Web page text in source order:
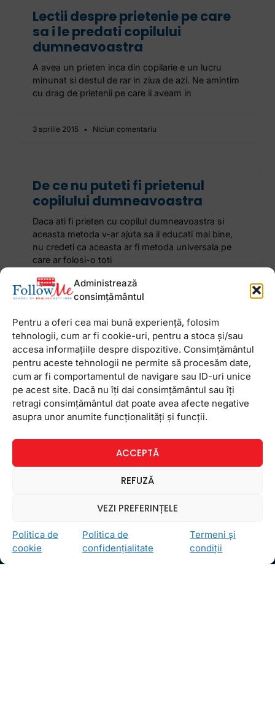
Administrează
consimțământul
Pentru a oferi cea mai bună experiență, folosim
tehnologii, cum ar fi cookie-uri, pentru a stoca și/sau
accesa informațiile despre dispozitive. Consimțământul
pentru aceste tehnologii ne permite să procesăm date,
cum ar fi comportamentul de navigare sau ID-uri unice
pe acest site. Dacă nu îți dai consimțământul sau îți
retragi consimțământul dat poate avea afecte negative
asupra unor anumite funcționalități și funcții.
ACCEPTĂ
REFUZĂ
VEZI PREFERINȚELE
Politica de
cookie
Politica de
confidențialitate
Termeni și
condiții
Lectii despre prietenie pe care
sa i le predati copilului
dumneavoastra
A avea un prieten inca din copilarie e un lucru
minunat si destul de rar in ziua de azi. Ne amintim
cu drag de prietenii pe care ii aveam in
3 aprilie 2015 Niciun comentariu
De ce nu puteti fi prietenul
copilului dumneavoastra
Daca ati fi prieten cu copilul dumneavoastra si
aceasta metoda v-ar ajuta sa il educati mai bine,
nu credeti ca aceasta ar fi metoda universala pe
care ar folosi-o toti
19 noiembrie 2014 Niciun comentariu
Newsletter
Ceea ce ne ghidează pe toţi cei din echipa FollowMe
pentru toţi cei care ne trec pragul, copii sau adulţi.
Locații